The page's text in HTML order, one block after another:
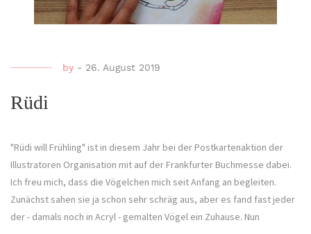
by - 26. August 2019
Rüdi
"Rüdi will Frühling" ist in diesem Jahr bei der Postkartenaktion der
Illustratoren Organisation mit auf der Frankfurter Buchmesse dabei.
Ich freu mich, dass die Vögelchen mich seit Anfang an begleiten.
Zunächst sahen sie ja schon sehr schräg aus, aber es fand fast jeder
der - damals noch in Acryl - gemalten Vögel ein Zuhause. Nun